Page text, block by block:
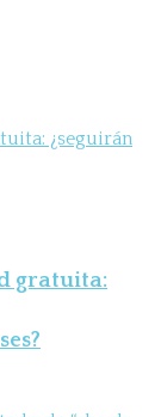
gratuita: